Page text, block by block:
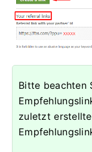
Bitte beachten
zuletzt